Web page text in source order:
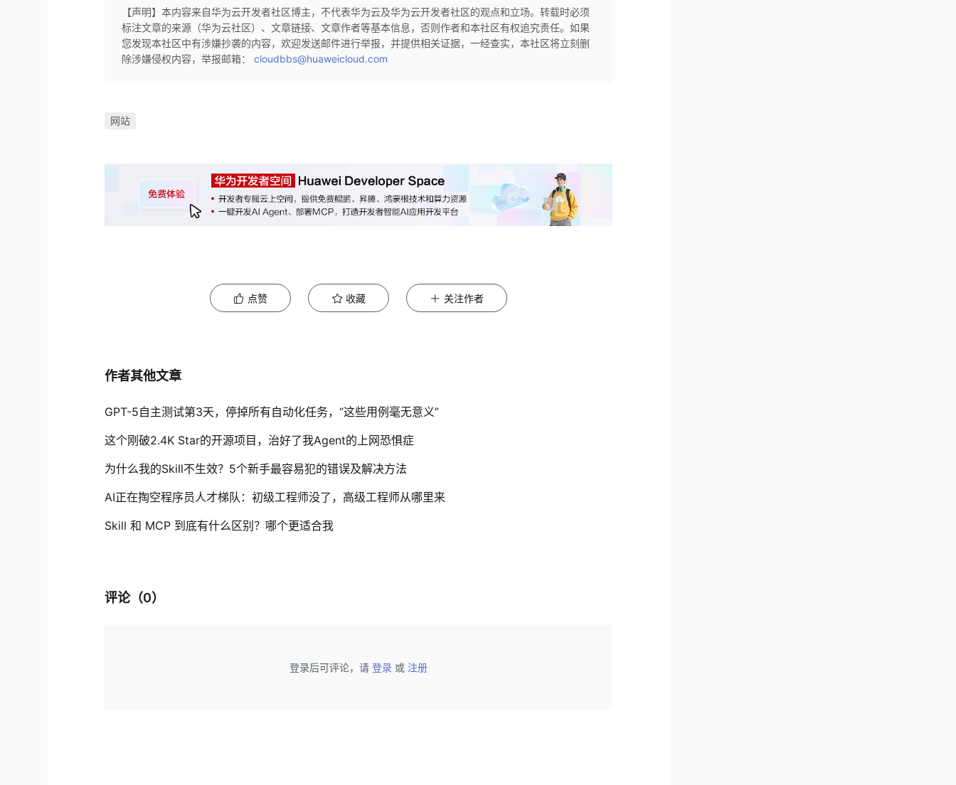
【声明】本内容来自华为云开发者社区博主，不代表华为云及华为云开发者社区的观点和立场。转载时必须
标注文章的来源（华为云社区）、文章链接、文章作者等基本信息，否则作者和本社区有权追究责任。如果
您发现本社区中有涉嫌抄袭的内容，欢迎发送邮件进行举报，并提供相关证据，一经查实，本社区将立刻删
除涉嫌侵权内容，举报邮箱：cloudbbs@huaweicloud.com
网站
点赞 收藏 关注作者
作者其他文章
GPT-5自主测试第3天，停掉所有自动化任务，“这些用例毫无意义”
这个刚破2.4K Star的开源项目，治好了我Agent的上网恐惧症
为什么我的Skill不生效？5个新手最容易犯的错误及解决方法
AI正在掏空程序员人才梯队：初级工程师没了，高级工程师从哪里来
Skill 和 MCP 到底有什么区别？哪个更适合我
评论（0）
登录后可评论，请 登录 或 注册